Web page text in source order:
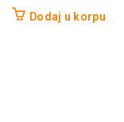
Dodaj u korpu